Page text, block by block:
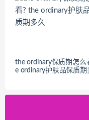
the ordinary保质期怎么
e ordinary护肤品保质期